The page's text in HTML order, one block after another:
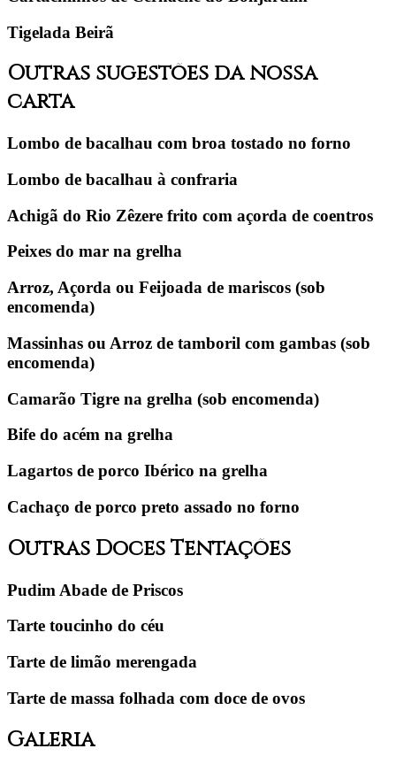
Tigelada Beirã
Outras sugestões da nossa
carta
Lombo de bacalhau com broa tostado no forno
Lombo de bacalhau à confraria
Achigã do Rio Zêzere frito com açorda de coentros
Peixes do mar na grelha
Arroz, Açorda ou Feijoada de mariscos (sob
encomenda)
Massinhas ou Arroz de tamboril com gambas (sob
encomenda)
Camarão Tigre na grelha (sob encomenda)
Bife do acém na grelha
Lagartos de porco Ibérico na grelha
Cachaço de porco preto assado no forno
Outras Doces Tentações
Pudim Abade de Priscos
Tarte toucinho do céu
Tarte de limão merengada
Tarte de massa folhada com doce de ovos
Galeria